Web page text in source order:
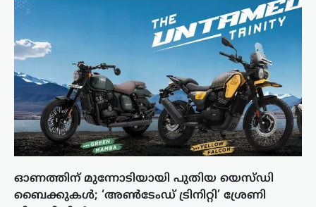
ഓണത്തിന് മുന്നോടിയായി പുതിയ യെസ്ഡി
ബൈക്കുകൾ; ‘അൺടേംഡ് ട്രിനിറ്റി’ ശ്രേണി